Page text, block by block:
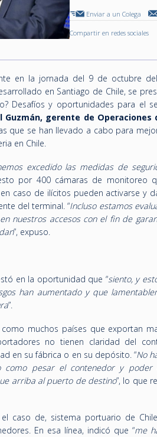
Enviar a un Colega
Compartir en redes sociales
en la jornada del 9 de octubre del
en Santiago de Chile, se
Desafíos y oportunidades para el
Guzmán, gerente de
que se han llevado a cabo para
en Chile.
excedido las medidas de
por 400 cámaras de monitoreo
caso de ilícitos pueden activarse y
del terminal. “Incluso estamos
nuestros accesos con el fin de
”, expuso.
en la oportunidad que “siento, y
han aumentado y que
”.
muchos países que exportan
no tienen claridad del
en su fábrica o en su depósito. “No
como pesar el contenedor y
arriba al puerto de destino”, lo que
caso de, sistema portuario de
En esa línea, indicó que “me